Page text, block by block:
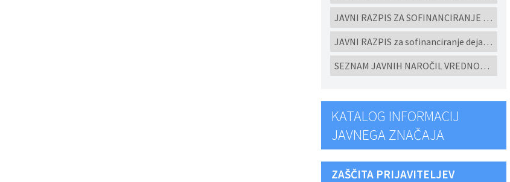
JAVNI RAZPIS ZA SOFINANCIRANJE UKREPOV POSPEŠEVANJA IN SPODBUJANJE RAZVOJA MALEGA GOSPODARSTVA V OBČINI CERKVENJAK ZA LETO 2026
JAVNI RAZPIS za sofinanciranje dejavnosti ljubiteljske kulture, javnih kulturnih programov in javnih kulturnih prireditev in projektov v Občini Cerkvenjak za leto 2026
SEZNAM JAVNIH NAROČIL VREDNOSTI NAD 10.000 eur brez DDV ODDANIH PO EVIDENČNEM POSTOPKU V SKLADU ZJN-3 za leto 2025
KATALOG INFORMACIJ
JAVNEGA ZNAČAJA
ZAŠČITA PRIJAVITELJEV